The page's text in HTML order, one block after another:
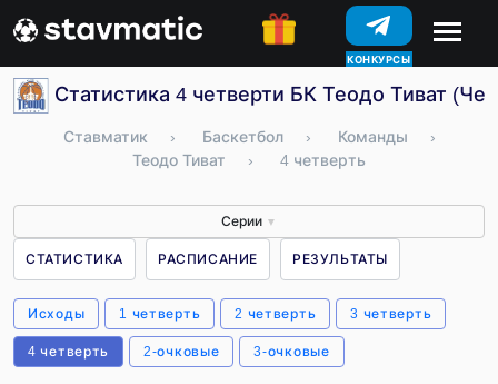
КОНКУРСЫ
Статистика 4 четверти БК Теодо Тиват
Ставматик › Баскетбол › Команды
›
Теодо Тиват
› 4 четверть
Серии ▼
СТАТИСТИКА РАСПИСАНИЕ РЕЗУЛЬТАТЫ
Исходы 1 четверть 2 четверть 3 четверть
4 четверть 2-очковые 3-очковые